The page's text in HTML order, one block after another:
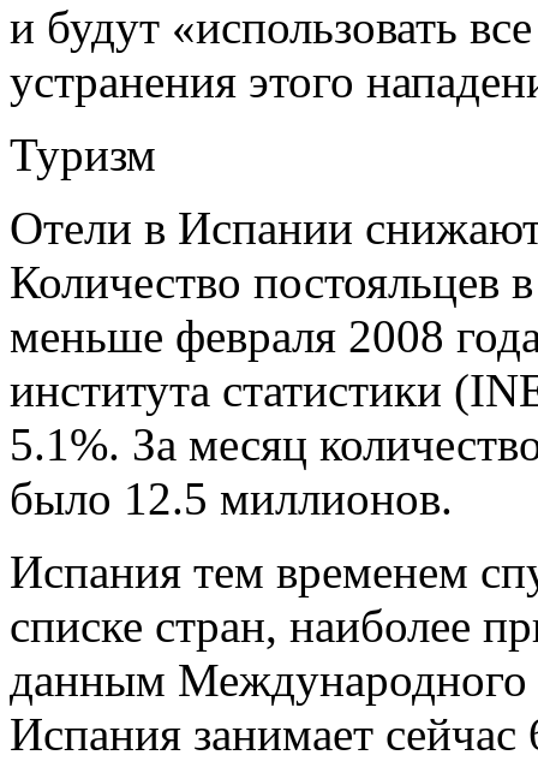
и будут «использовать
устранения этого
Туризм
Отели в Испании
Количество постояльцев
меньше февраля 2008
института статистики
5.1%. За месяц
было 12.5 миллионов.
Испания тем временем
списке стран, наиболее
данным Международного
Испания занимает